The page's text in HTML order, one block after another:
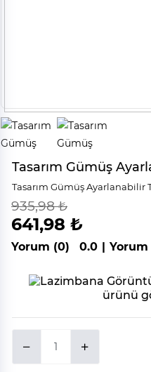
Tasarım Gümüş
Tasarım Gümüş Ayarlanabilir
%31
indirim
935,98 ₺
641,98 ₺
Yorum (0) 0.0 | Yorum
ürünü